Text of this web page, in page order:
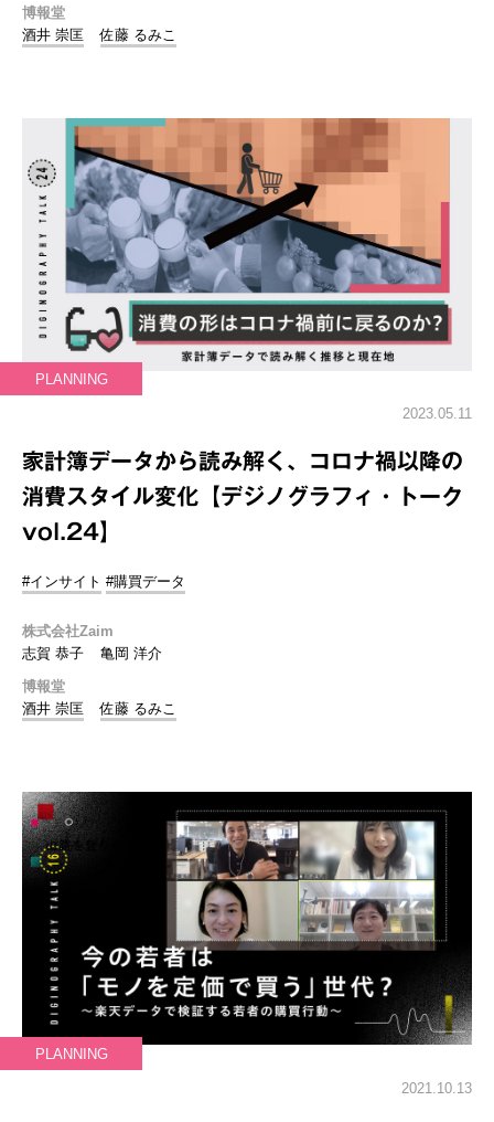
博報堂
酒井 崇匡
佐藤 るみこ
PLANNING
2023.05.11
家計簿データから読み解く、コロナ禍以降の
消費スタイル変化【デジノグラフィ・トーク
vol.24】
#インサイト #購買データ
株式会社Zaim
志賀 恭子
亀岡 洋介
博報堂
酒井 崇匡
佐藤 るみこ
PLANNING
2021.10.13